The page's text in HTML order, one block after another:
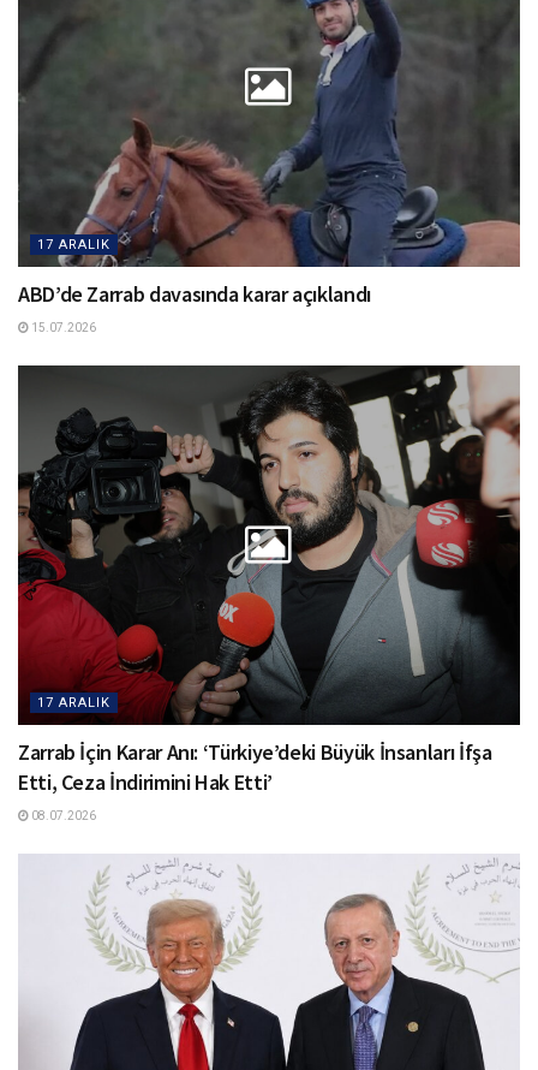
17 ARALIK
ABD’de Zarrab davasında karar açıklandı
15.07.2026
17 ARALIK
Zarrab İçin Karar Anı: ‘Türkiye’deki Büyük İnsanları İfşa
Etti, Ceza İndirimini Hak Etti’
08.07.2026